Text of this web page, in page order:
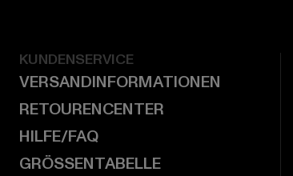
KUNDENSERVICE
VERSANDINFORMATIONEN
RETOURENCENTER
HILFE/FAQ
GRÖSSENTABELLE